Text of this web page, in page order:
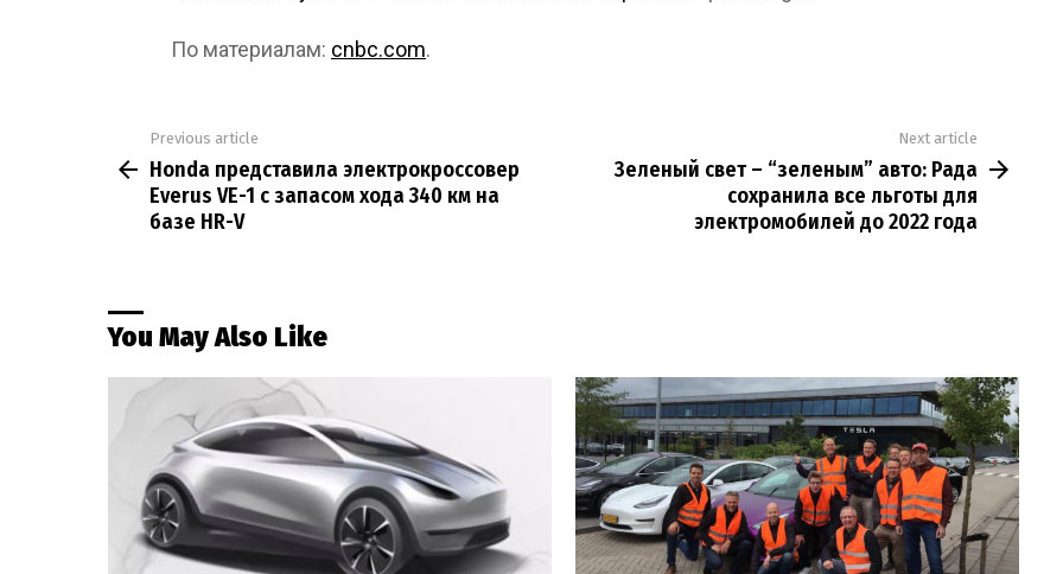
По материалам: cnbc.com.
more
Previous article
Honda представила электрокроссовер
Everus VE-1 с запасом хода 340 км на
базе HR-V
Next article
Зеленый свет – “зеленым” авто: Рада
сохранила все льготы для
электромобилей до 2022 года
You May Also Like